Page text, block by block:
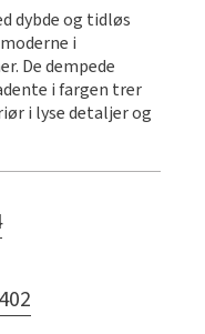
dybde og tidløs
i
De dempede
i fargen trer
i lyse detaljer og